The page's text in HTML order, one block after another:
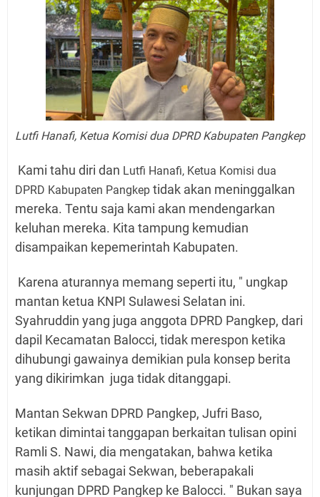
Lutfi Hanafi, Ketua Komisi dua DPRD Kabupaten Pangkep
Kami tahu diri dan Lutfi Hanafi, Ketua Komisi dua
DPRD Kabupaten Pangkep tidak akan meninggalkan
mereka. Tentu saja kami akan mendengarkan
keluhan mereka. Kita tampung kemudian
disampaikan kepemerintah Kabupaten.
Karena aturannya memang seperti itu, " ungkap
mantan ketua KNPI Sulawesi Selatan ini.
Syahruddin yang juga anggota DPRD Pangkep, dari
dapil Kecamatan Balocci, tidak merespon ketika
dihubungi gawainya demikian pula konsep berita
yang dikirimkan juga tidak ditanggapi.
Mantan Sekwan DPRD Pangkep, Jufri Baso,
ketikan dimintai tanggapan berkaitan tulisan opini
Ramli S. Nawi, dia mengatakan, bahwa ketika
masih aktif sebagai Sekwan, beberapakali
kunjungan DPRD Pangkep ke Balocci. " Bukan saya